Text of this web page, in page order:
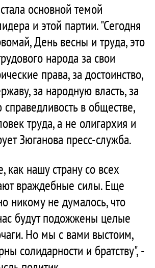
основной темой
и этой партии. "Сегодня
День весны и труда, это
народа за свои
права, за достоинство,
за народную власть, за
в обществе,
труда, а не олигархия и
Зюганова пресс-служба.
как нашу страну со всех
враждебные силы. Еще
никому не думалось, что
будут подожжены целые
Но мы с вами выстоим,
солидарности и братству", -